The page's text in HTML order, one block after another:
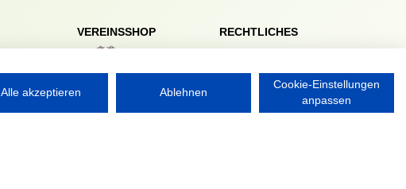
VEREINSSHOP
RECHTLICHES
Alle akzeptieren Ablehnen
Cookie-Einstellungen
anpassen